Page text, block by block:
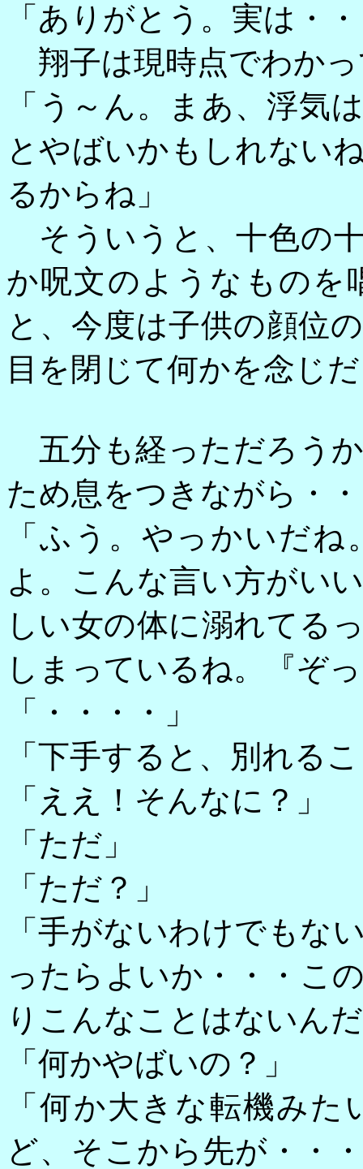
「ありがとう。実は・
翔子は現時点でわか
「う～ん。まあ、浮気
とやばいかもしれない
るからね」
そういうと、十色の
か呪文のようなものを
と、今度は子供の顔位
目を閉じて何かを念じ
五分も経っただろう
ため息をつきながら・
「ふう。やっかいだ
よ。こんな言い方がい
しい女の体に溺れてる
しまっているね。『ぞ
「・・・・」
「下手すると、別れる
「ええ！そんなに？」
「ただ」
「ただ？」
「手がないわけでもな
ったらよいか・・・こ
りこんなことはないん
「何かやばいの？」
「何か大きな転機み
ど、そこから先が・・